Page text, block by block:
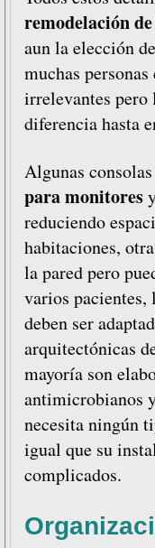
remodelación
aun la elección
muchas
irrelevantes pero
diferencia hasta
Algunas
para monitores
reduciendo
habitaciones,
la pared pero
varios
deben ser
arquitectónicas
mayoría son
antimicrobianos
necesita ningún
igual que su
complicados.